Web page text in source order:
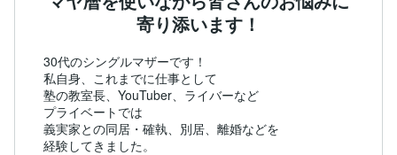
寄り添います！
30代のシングルマザーです！
私自身、これまでに仕事として
塾の教室長、YouTuber、ライバーなど
プライベートでは
義実家との同居・確執、別居、離婚などを
経験してきました。